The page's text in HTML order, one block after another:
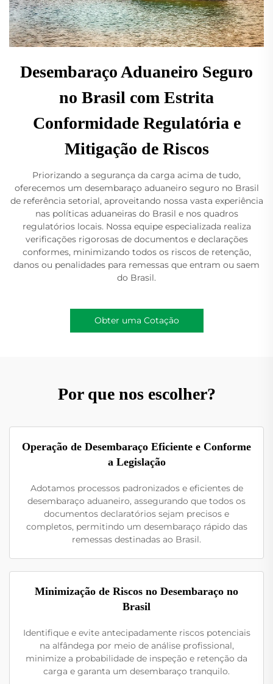
Desembaraço Aduaneiro Seguro
no Brasil com Estrita
Conformidade Regulatória e
Mitigação de Riscos
Priorizando a segurança da carga acima de tudo,
oferecemos um desembaraço aduaneiro seguro no Brasil
de referência setorial, aproveitando nossa vasta experiência
nas políticas aduaneiras do Brasil e nos quadros
regulatórios locais. Nossa equipe especializada realiza
verificações rigorosas de documentos e declarações
conformes, minimizando todos os riscos de retenção,
danos ou penalidades para remessas que entram ou saem
do Brasil.
Obter uma Cotação
Por que nos escolher?
Operação de Desembaraço Eficiente e Conforme
a Legislação
Adotamos processos padronizados e eficientes de
desembaraço aduaneiro, assegurando que todos os
documentos declaratórios sejam precisos e
completos, permitindo um desembaraço rápido das
remessas destinadas ao Brasil.
Minimização de Riscos no Desembaraço no
Brasil
Identifique e evite antecipadamente riscos potenciais
na alfândega por meio de análise profissional,
minimize a probabilidade de inspeção e retenção da
carga e garanta um desembaraço tranquilo.